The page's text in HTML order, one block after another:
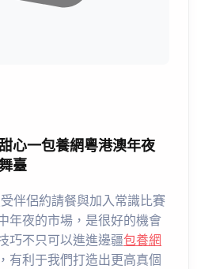
心一包養網粵港澳年夜
臺
伴侶約請餐與加入常識比賽
年夜的市場，是很好的機會
巧不只可以進進邊疆包養網
有利于我們打造出更高真個